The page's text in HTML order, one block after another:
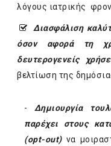
λόγους ιατρικής
Διασφάλιση
όσον αφορά τη
δευτερογενείς
βελτίωση της
- Δημιουργία
παρέχει στους
(opt-out) να